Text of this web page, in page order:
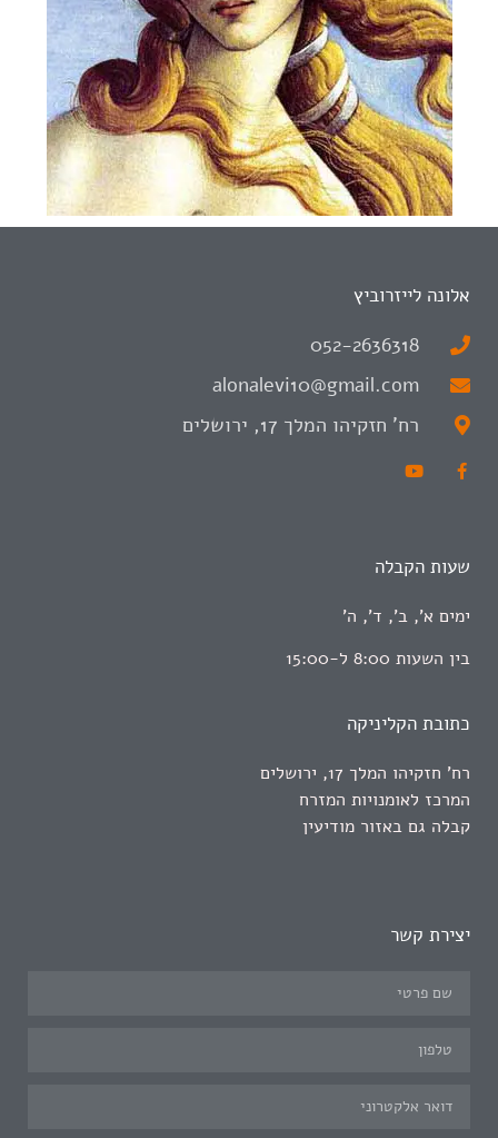
אלונה לייזרוביץ
052-2636318
alonalevi10@gmail.com
רח' חזקיהו המלך 17, ירושלים
שעות הקבלה
ימים א', ב', ד', ה'
בין השעות 8:00 ל-15:00
כתובת הקליניקה
רח' חזקיהו המלך 17, ירושלים
המרכז לאומנויות המזרח
קבלה גם באזור מודיעין
יצירת קשר